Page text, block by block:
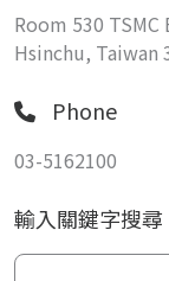
Room 530
Hsinchu, Taiwan
Phone
03-5162100
輸入關鍵字搜尋